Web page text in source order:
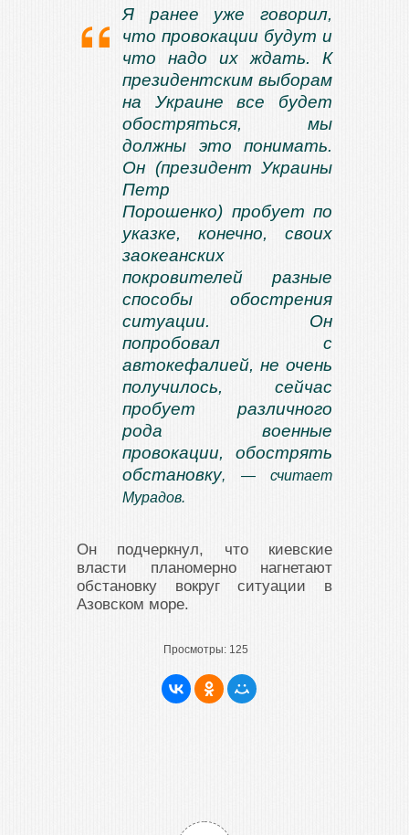
Я ранее уже говорил,
что провокации будут и
что надо их ждать. К
президентским выборам
на Украине все будет
обостряться, мы
должны это понимать.
Он (президент Украины
Петр
Порошенко) пробует по
указке, конечно, своих
заокеанских
покровителей разные
способы обострения
ситуации. Он
попробовал с
автокефалией, не очень
получилось, сейчас
пробует различного
рода военные
провокации, обострять
обстановку, — считает
Мурадов.
Он подчеркнул, что киевские
власти планомерно нагнетают
обстановку вокруг ситуации в
Азовском море.
Просмотры: 125